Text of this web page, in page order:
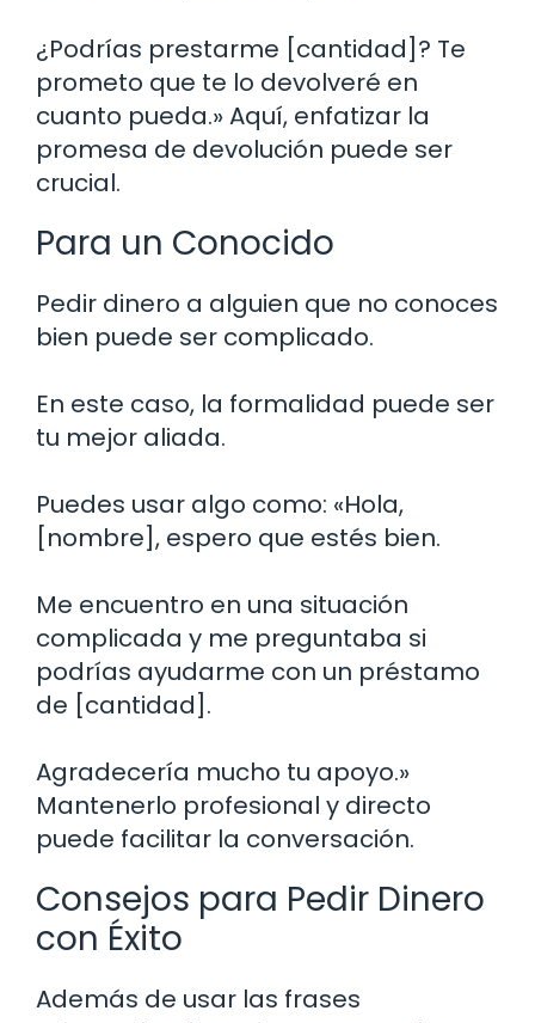
¿Podrías prestarme [cantidad]? Te
prometo que te lo devolveré en
cuanto pueda.» Aquí, enfatizar la
promesa de devolución puede ser
crucial.
Para un Conocido
Pedir dinero a alguien que no conoces
bien puede ser complicado.
En este caso, la formalidad puede ser
tu mejor aliada.
Puedes usar algo como: «Hola,
[nombre], espero que estés bien.
Me encuentro en una situación
complicada y me preguntaba si
podrías ayudarme con un préstamo
de [cantidad].
Agradecería mucho tu apoyo.»
Mantenerlo profesional y directo
puede facilitar la conversación.
Consejos para Pedir Dinero
con Éxito
Además de usar las frases